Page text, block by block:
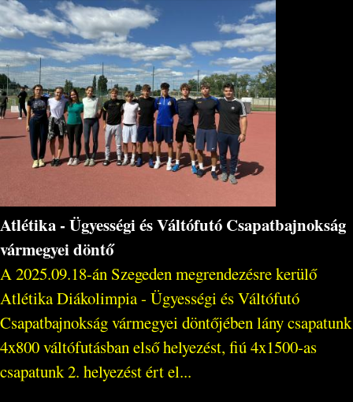
Atlétika - Ügyességi és Váltófutó Csapatbajnokság
vármegyei döntő
A 2025.09.18-án Szegeden megrendezésre kerülő
Atlétika Diákolimpia - Ügyességi és Váltófutó
Csapatbajnokság vármegyei döntőjében lány csapatunk
4x800 váltófutásban első helyezést, fiú 4x1500-as
csapatunk 2. helyezést ért el...